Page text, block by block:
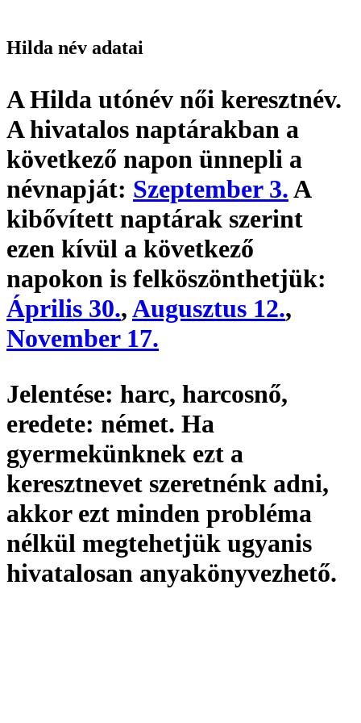
Hilda név adatai
A Hilda utónév női keresztnév.
A hivatalos naptárakban a
következő napon ünnepli a
névnapját: Szeptember 3.A
kibővített naptárak szerint
ezen kívül a következő
napokon is felköszönthetjük:
Április 30.,Augusztus 12.,
November 17.
Jelentése: harc, harcosnő,
eredete: német. Ha
gyermekünknek ezt a
keresztnevet szeretnénk adni,
akkor ezt minden probléma
nélkül megtehetjük ugyanis
hivatalosan anyakönyvezhető.